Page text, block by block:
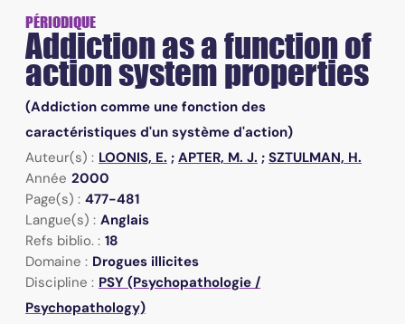
PÉRIODIQUE
Addiction as a function of
action system properties
(Addiction comme une fonction des
caractéristiques d'un système d'action)
Auteur(s) : LOONIS, E. ; APTER, M. J. ; SZTULMAN, H.
Année 2000
Page(s) : 477-481
Langue(s) : Anglais
Refs biblio. : 18
Domaine : Drogues illicites
Discipline : PSY (Psychopathologie /
Psychopathology)